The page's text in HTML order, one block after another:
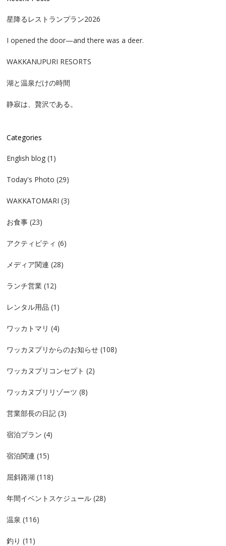
星降るレストランプラン2026
I opened the door—and there was a deer.
WAKKANUPURI RESORTS
湖と温泉だけの時間
静寂は、贅沢である。
Categories
English blog (1)
Today's Photo (29)
WAKKATOMARI (3)
お食事 (23)
アクティビティ (6)
メディア関連 (28)
ランチ営業 (12)
レンタル用品 (1)
ワッカトマリ (4)
ワッカヌプリからのお知らせ (108)
ワッカヌプリコンセプト (2)
ワッカヌプリリゾーツ (8)
営業部長の日記 (3)
宿泊プラン (4)
宿泊関連 (15)
屈斜路湖 (118)
年間イベントスケジュール (28)
温泉 (116)
釣り (11)